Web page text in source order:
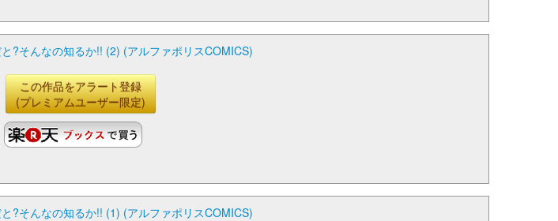
?そんなの知るか!! (2) (アルファポリスCOMICS)
この作品をアラート登録
(プレミアムユーザー限定)
?そんなの知るか!! (1) (アルファポリスCOMICS)